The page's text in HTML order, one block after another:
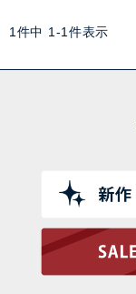
1 件中 1 -1 件表示